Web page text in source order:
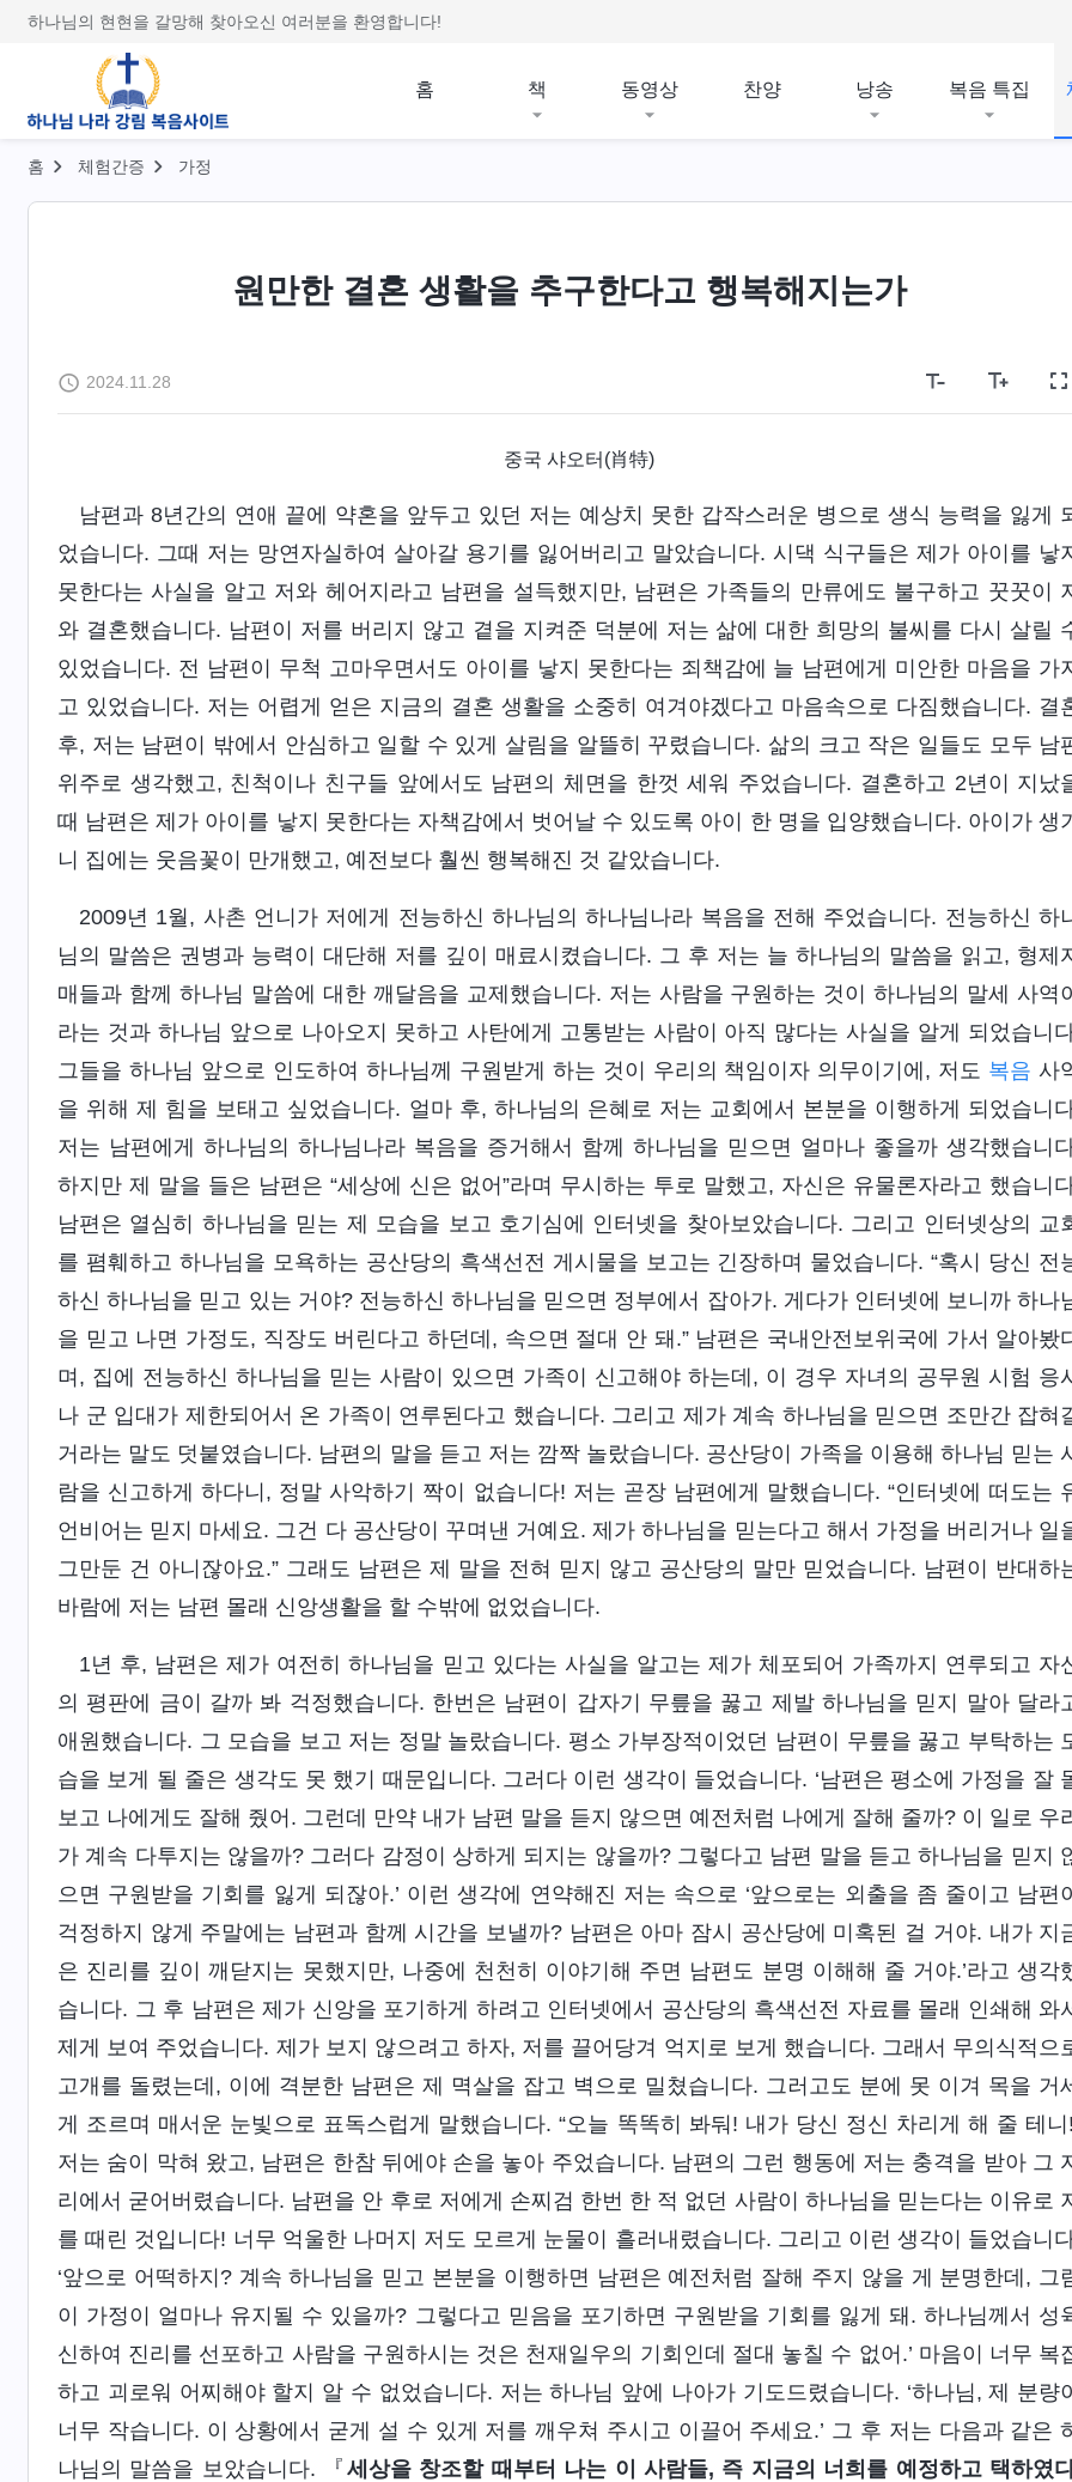
하나님의 현현을 갈망해 찾아오신 여러분을 환영합니다!
홈 책 동영상 찬양 낭송 복음 특집
홈 체험간증 가정
원만한 결혼 생활을 추구한다고 행복해지는가
2024.11.28
중국 샤오터(肖特)
남편과 8년간의 연애 끝에 약혼을 앞두고 있던 저는 예상치 못한 갑작스러운 병으로 생식 능력을 잃게
었습니다. 그때 저는 망연자실하여 살아갈 용기를 잃어버리고 말았습니다. 시댁 식구들은 제가 아이를 낳
못한다는 사실을 알고 저와 헤어지라고 남편을 설득했지만, 남편은 가족들의 만류에도 불구하고 꿋꿋이
와 결혼했습니다. 남편이 저를 버리지 않고 곁을 지켜준 덕분에 저는 삶에 대한 희망의 불씨를 다시 살릴
있었습니다. 전 남편이 무척 고마우면서도 아이를 낳지 못한다는 죄책감에 늘 남편에게 미안한 마음을 가
고 있었습니다. 저는 어렵게 얻은 지금의 결혼 생활을 소중히 여겨야겠다고 마음속으로 다짐했습니다. 결
후, 저는 남편이 밖에서 안심하고 일할 수 있게 살림을 알뜰히 꾸렸습니다. 삶의 크고 작은 일들도 모두 남
위주로 생각했고, 친척이나 친구들 앞에서도 남편의 체면을 한껏 세워 주었습니다. 결혼하고 2년이 지났
때 남편은 제가 아이를 낳지 못한다는 자책감에서 벗어날 수 있도록 아이 한 명을 입양했습니다. 아이가 생기
니 집에는 웃음꽃이 만개했고, 예전보다 훨씬 행복해진 것 같았습니다.
2009년 1월, 사촌 언니가 저에게 전능하신 하나님의 하나님나라 복음을 전해 주었습니다. 전능하신 하
님의 말씀은 권병과 능력이 대단해 저를 깊이 매료시켰습니다. 그 후 저는 늘 하나님의 말씀을 읽고, 형제
매들과 함께 하나님 말씀에 대한 깨달음을 교제했습니다. 저는 사람을 구원하는 것이 하나님의 말세 사역이
라는 것과 하나님 앞으로 나아오지 못하고 사탄에게 고통받는 사람이 아직 많다는 사실을 알게 되었습니
그들을 하나님 앞으로 인도하여 하나님께 구원받게 하는 것이 우리의 책임이자 의무이기에, 저도 복음 사
을 위해 제 힘을 보태고 싶었습니다. 얼마 후, 하나님의 은혜로 저는 교회에서 본분을 이행하게 되었습니
저는 남편에게 하나님의 하나님나라 복음을 증거해서 함께 하나님을 믿으면 얼마나 좋을까 생각했습니
하지만 제 말을 들은 남편은 “세상에 신은 없어”라며 무시하는 투로 말했고, 자신은 유물론자라고 했습니
남편은 열심히 하나님을 믿는 제 모습을 보고 호기심에 인터넷을 찾아보았습니다. 그리고 인터넷상의 교
를 폄훼하고 하나님을 모욕하는 공산당의 흑색선전 게시물을 보고는 긴장하며 물었습니다. “혹시 당신 전
하신 하나님을 믿고 있는 거야? 전능하신 하나님을 믿으면 정부에서 잡아가. 게다가 인터넷에 보니까 하나
을 믿고 나면 가정도, 직장도 버린다고 하던데, 속으면 절대 안 돼.” 남편은 국내안전보위국에 가서 알아봤
며, 집에 전능하신 하나님을 믿는 사람이 있으면 가족이 신고해야 하는데, 이 경우 자녀의 공무원 시험 응시
나 군 입대가 제한되어서 온 가족이 연루된다고 했습니다. 그리고 제가 계속 하나님을 믿으면 조만간 잡혀
거라는 말도 덧붙였습니다. 남편의 말을 듣고 저는 깜짝 놀랐습니다. 공산당이 가족을 이용해 하나님 믿는
람을 신고하게 하다니, 정말 사악하기 짝이 없습니다! 저는 곧장 남편에게 말했습니다. “인터넷에 떠도는
언비어는 믿지 마세요. 그건 다 공산당이 꾸며낸 거예요. 제가 하나님을 믿는다고 해서 가정을 버리거나 일
그만둔 건 아니잖아요.” 그래도 남편은 제 말을 전혀 믿지 않고 공산당의 말만 믿었습니다. 남편이 반대하
바람에 저는 남편 몰래 신앙생활을 할 수밖에 없었습니다.
1년 후, 남편은 제가 여전히 하나님을 믿고 있다는 사실을 알고는 제가 체포되어 가족까지 연루되고 자
의 평판에 금이 갈까 봐 걱정했습니다. 한번은 남편이 갑자기 무릎을 꿇고 제발 하나님을 믿지 말아 달라
애원했습니다. 그 모습을 보고 저는 정말 놀랐습니다. 평소 가부장적이었던 남편이 무릎을 꿇고 부탁하는
습을 보게 될 줄은 생각도 못 했기 때문입니다. 그러다 이런 생각이 들었습니다. ‘남편은 평소에 가정을 잘
보고 나에게도 잘해 줬어. 그런데 만약 내가 남편 말을 듣지 않으면 예전처럼 나에게 잘해 줄까? 이 일로 우
가 계속 다투지는 않을까? 그러다 감정이 상하게 되지는 않을까? 그렇다고 남편 말을 듣고 하나님을 믿지
으면 구원받을 기회를 잃게 되잖아.’ 이런 생각에 연약해진 저는 속으로 ‘앞으로는 외출을 좀 줄이고 남편이
걱정하지 않게 주말에는 남편과 함께 시간을 보낼까? 남편은 아마 잠시 공산당에 미혹된 걸 거야. 내가 지
은 진리를 깊이 깨닫지는 못했지만, 나중에 천천히 이야기해 주면 남편도 분명 이해해 줄 거야.’라고 생각
습니다. 그 후 남편은 제가 신앙을 포기하게 하려고 인터넷에서 공산당의 흑색선전 자료를 몰래 인쇄해 와
제게 보여 주었습니다. 제가 보지 않으려고 하자, 저를 끌어당겨 억지로 보게 했습니다. 그래서 무의식적으
고개를 돌렸는데, 이에 격분한 남편은 제 멱살을 잡고 벽으로 밀쳤습니다. 그러고도 분에 못 이겨 목을 거세
게 조르며 매서운 눈빛으로 표독스럽게 말했습니다. “오늘 똑똑히 봐둬! 내가 당신 정신 차리게 해 줄 테니
저는 숨이 막혀 왔고, 남편은 한참 뒤에야 손을 놓아 주었습니다. 남편의 그런 행동에 저는 충격을 받아 그
리에서 굳어버렸습니다. 남편을 안 후로 저에게 손찌검 한번 한 적 없던 사람이 하나님을 믿는다는 이유로
를 때린 것입니다! 너무 억울한 나머지 저도 모르게 눈물이 흘러내렸습니다. 그리고 이런 생각이 들었습니
‘앞으로 어떡하지? 계속 하나님을 믿고 본분을 이행하면 남편은 예전처럼 잘해 주지 않을 게 분명한데, 그
이 가정이 얼마나 유지될 수 있을까? 그렇다고 믿음을 포기하면 구원받을 기회를 잃게 돼. 하나님께서 성
신하여 진리를 선포하고 사람을 구원하시는 것은 천재일우의 기회인데 절대 놓칠 수 없어.’ 마음이 너무 복
하고 괴로워 어찌해야 할지 알 수 없었습니다. 저는 하나님 앞에 나아가 기도드렸습니다. ‘하나님, 제 분량이
너무 작습니다. 이 상황에서 굳게 설 수 있게 저를 깨우쳐 주시고 이끌어 주세요.’ 그 후 저는 다음과 같은
나님의 말씀을 보았습니다. 『 세상을 창조할 때부터 나는 이 사람들, 즉 지금의 너희를 예정하고 택하였